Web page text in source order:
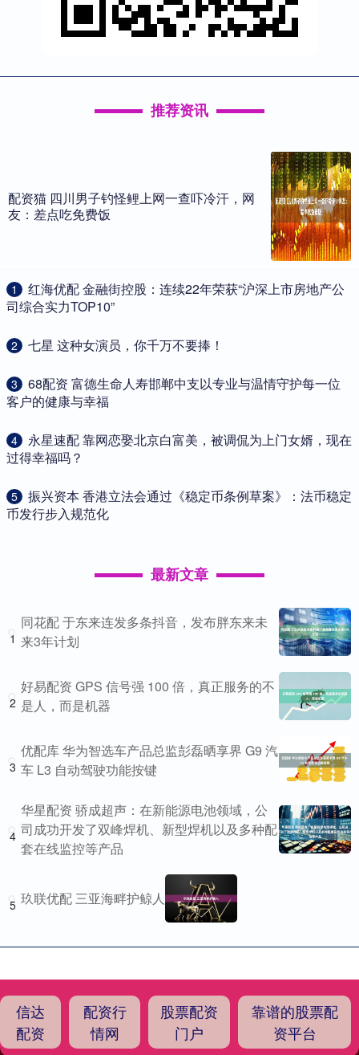
推荐资讯
配资猫 四川男子钓怪鲤上网一查吓冷汗，网
友：差点吃免费饭
1
​红海优配 金融街控股：连续22年荣获“沪深上市房地产公
司综合实力TOP10”
2 ​七星 这种女演员，你千万不要捧！
3
​68配资 富德生命人寿邯郸中支以专业与温情守护每一位
客户的健康与幸福
4
​永星速配 靠网恋娶北京白富美，被调侃为上门女婿，现在
过得幸福吗？
5
​振兴资本 香港立法会通过《稳定币条例草案》：法币稳定
币发行步入规范化
最新文章
1
同花配 于东来连发多条抖音，发布胖东来未
来3年计划
2
好易配资 GPS 信号强 100 倍，真正服务的不
是人，而是机器
3
优配库 华为智选车产品总监彭磊晒享界 G9 汽
车 L3 自动驾驶功能按键
4
华星配资 骄成超声：在新能源电池领域，公
司成功开发了双峰焊机、新型焊机以及多种配
套在线监控等产品
5 玖联优配 三亚海畔护鲸人
信达
配资
配资行
情网
股票配资
门户
靠谱的股票配
资平台